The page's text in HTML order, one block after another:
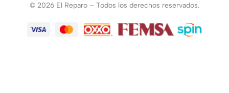
© 2026 El Reparo – Todos los derechos reservados.